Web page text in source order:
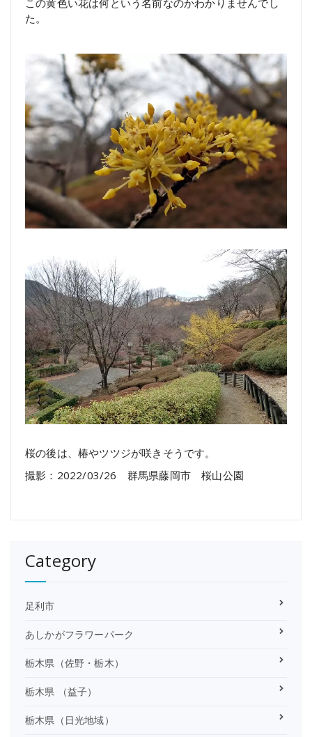
た。
桜の後は、椿やツツジが咲きそうです。
撮影：2022/03/26 群馬県藤岡市 桜山公園
Category
足利市
あしかがフラワーパーク
栃木県（佐野・栃木）
栃木県 （益子）
栃木県（日光地域）